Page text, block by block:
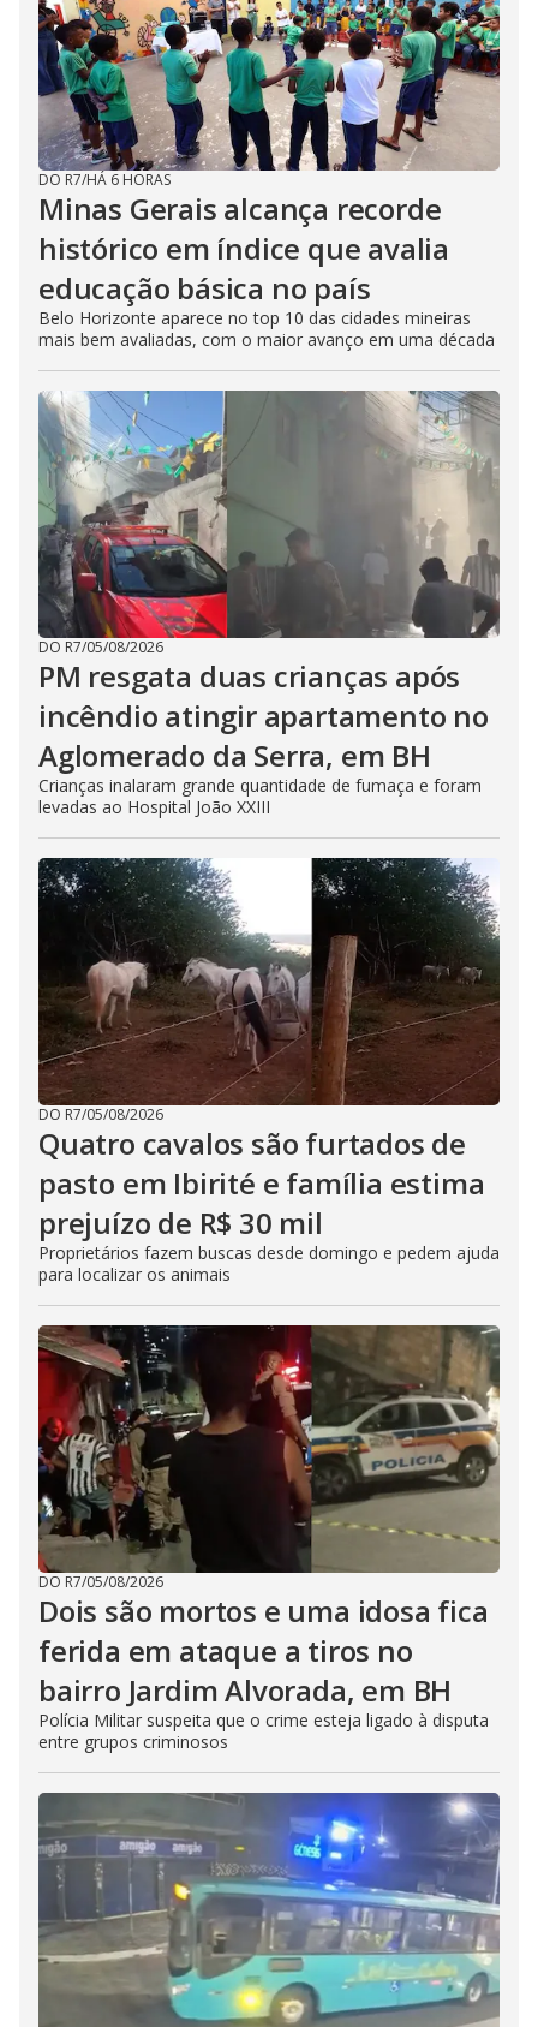
DO R7/HÁ 6 HORAS
Minas Gerais alcança recorde
histórico em índice que avalia
educação básica no país
Belo Horizonte aparece no top 10 das cidades mineiras
mais bem avaliadas, com o maior avanço em uma década
DO R7/05/08/2026
PM resgata duas crianças após
incêndio atingir apartamento no
Aglomerado da Serra, em BH
Crianças inalaram grande quantidade de fumaça e foram
levadas ao Hospital João XXIII
DO R7/05/08/2026
Quatro cavalos são furtados de
pasto em Ibirité e família estima
prejuízo de R$ 30 mil
Proprietários fazem buscas desde domingo e pedem ajuda
para localizar os animais
DO R7/05/08/2026
Dois são mortos e uma idosa fica
ferida em ataque a tiros no
bairro Jardim Alvorada, em BH
Polícia Militar suspeita que o crime esteja ligado à disputa
entre grupos criminosos